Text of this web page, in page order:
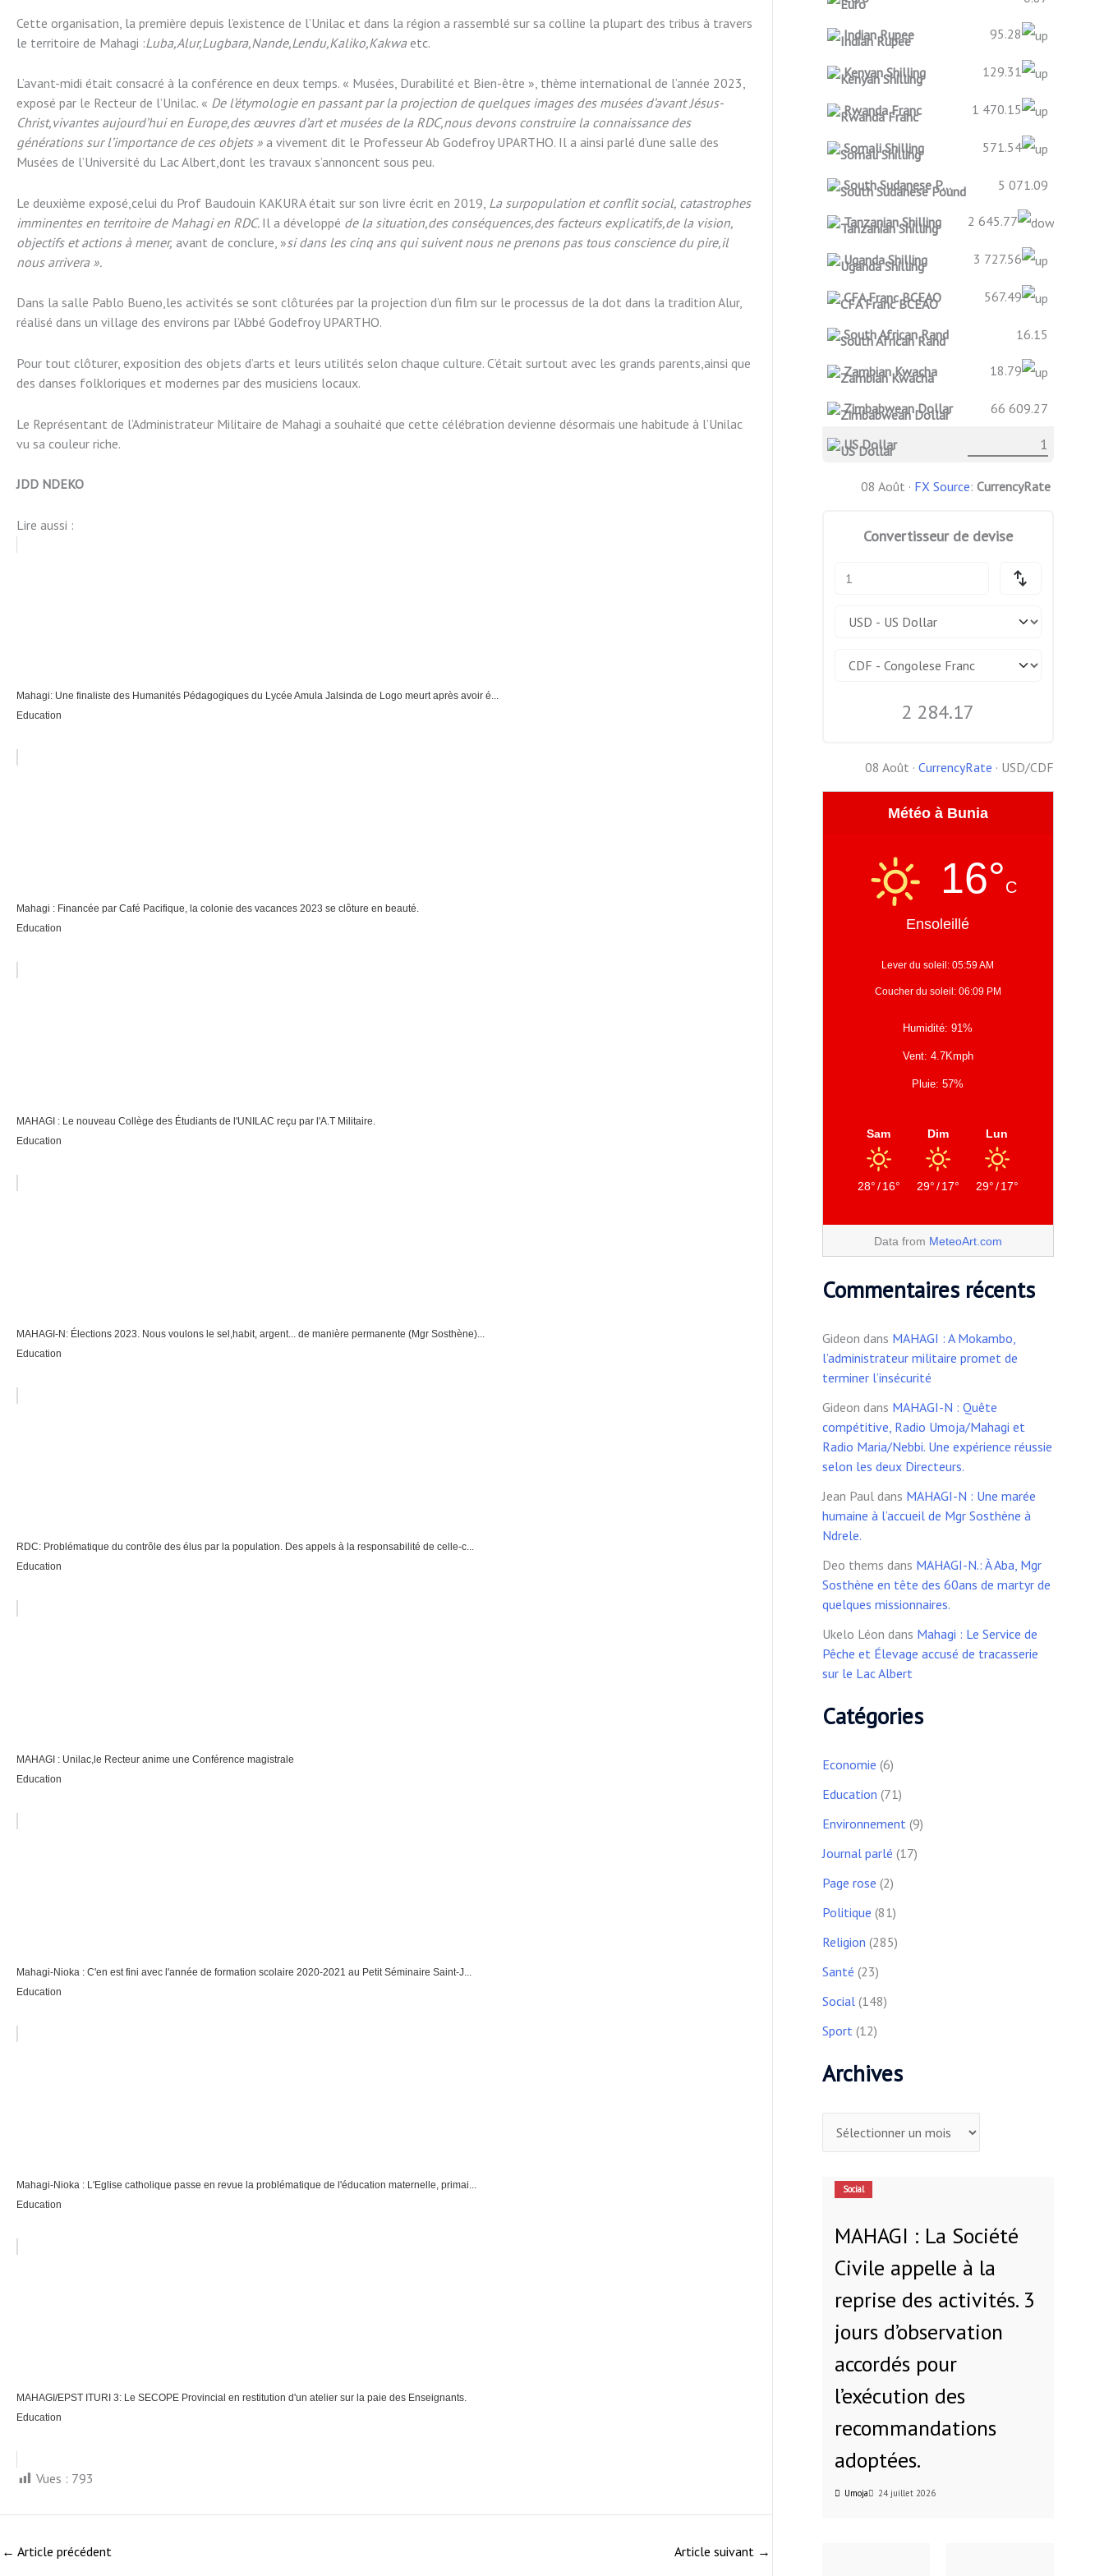
Cette organisation, la première depuis l’existence de l’Unilac et dans la région a rassemblé sur sa colline la plupart des tribus à travers
le territoire de Mahagi :Luba,Alur,Lugbara,Nande,Lendu,Kaliko,Kakwaetc.
L’avant-midi était consacré à la conférence en deux temps. « Musées, Durabilité et Bien-être », thème international de l’année 2023,
exposé par le Recteur de l’Unilac. « De l’étymologie en passant par la projection de quelques images des musées d’avant Jésus-
Christ,vivantes aujourd’hui en Europe,des œuvres d’art et musées de la RDC,nous devons construire la connaissance des
générations sur l’importance de ces objets » a vivement dit le Professeur Ab Godefroy UPARTHO. Il a ainsi parlé d’une salle des
Musées de l’Université du Lac Albert,dont les travaux s’annoncent sous peu.
Le deuxième exposé,celui du Prof Baudouin KAKURA était sur son livre écrit en 2019, La surpopulation et conflit social, catastrophes
imminentes en territoire de Mahagi en RDC. Il a développé de la situation,des conséquences,des facteurs explicatifs,de la vision,
objectifs et actions à mener, avant de conclure, »si dans les cinq ans qui suivent nous ne prenons pas tous conscience du pire,il
nous arrivera ».
Dans la salle Pablo Bueno,les activités se sont clôturées par la projection d’un film sur le processus de la dot dans la tradition Alur,
réalisé dans un village des environs par l’Abbé Godefroy UPARTHO.
Pour tout clôturer, exposition des objets d’arts et leurs utilités selon chaque culture. C’était surtout avec les grands parents,ainsi que
des danses folkloriques et modernes par des musiciens locaux.
Le Représentant de l’Administrateur Militaire de Mahagi a souhaité que cette célébration devienne désormais une habitude à l’Unilac
vu sa couleur riche.
JDD NDEKO
Lire aussi :
Mahagi: Une finaliste des Humanités Pédagogiques du Lycée Amula Jalsinda de Logo meurt après avoir é...
Education
Mahagi : Financée par Café Pacifique, la colonie des vacances 2023 se clôture en beauté.
Education
MAHAGI : Le nouveau Collège des Étudiants de l'UNILAC reçu par l'A.T Militaire.
Education
MAHAGI-N: Élections 2023. Nous voulons le sel,habit, argent... de manière permanente (Mgr Sosthène)...
Education
RDC: Problématique du contrôle des élus par la population. Des appels à la responsabilité de celle-c...
Education
MAHAGI : Unilac,le Recteur anime une Conférence magistrale
Education
Mahagi-Nioka : C'en est fini avec l'année de formation scolaire 2020-2021 au Petit Séminaire Saint-J...
Education
Mahagi-Nioka : L'Eglise catholique passe en revue la problématique de l'éducation maternelle, primai...
Education
MAHAGI/EPST ITURI 3: Le SECOPE Provincial en restitution d'un atelier sur la paie des Enseignants.
Education
Vues : 793
← Article précédent Article suivant →
Indian Rupee 95.28
Kenyan Shilling 129.31
Rwanda Franc 1 470.15
Somali Shilling 571.54
South Sudanese Pound 5 071.09
Tanzanian Shilling 2 645.77
Uganda Shilling 3 727.56
CFA Franc BCEAO 567.49
South African Rand 16.15
Zambian Kwacha 18.79
Zimbabwean Dollar 66 609.27
US Dollar
08 Août · FX Source: CurrencyRate
Convertisseur de devise
2 284.17
08 Août · CurrencyRate · USD/CDF
Météo à Bunia
16°C
Ensoleillé
Lever du soleil: 05:59 AM
Coucher du soleil: 06:09 PM
Humidité: 91%
Vent: 4.7Kmph
Pluie: 57%
Sam
28°/16°
Dim
29°/17°
Lun
29°/17°
Data from MeteoArt.com
Commentaires récents
Gideon dans MAHAGI : A Mokambo,
l’administrateur militaire promet de
terminer l’insécurité
Gideon dans MAHAGI-N : Quête
compétitive, Radio Umoja/Mahagi et
Radio Maria/Nebbi. Une expérience réussie
selon les deux Directeurs.
Jean Pauldans MAHAGI-N : Une marée
humaine à l’accueil de Mgr Sosthène à
Ndrele.
Deo thems dans MAHAGI-N.: À Aba, Mgr
Sosthène en tête des 60ans de martyr de
quelques missionnaires.
Ukelo Léon dans Mahagi : Le Service de
Pêche et Élevage accusé de tracasserie
sur le Lac Albert
Catégories
Economie (6)
Education (71)
Environnement(9)
Journal parlé (17)
Page rose (2)
Politique (81)
Religion (285)
Santé (23)
Social(148)
Sport(12)
Archives
Social
MAHAGI : La Société
Civile appelle à la
reprise des activités. 3
jours d’observation
accordés pour
l’exécution des
recommandations
adoptées.
Umoja 24 juillet 2026